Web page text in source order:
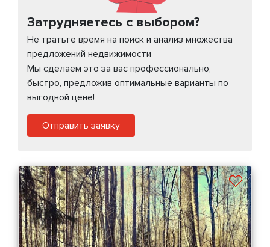
Затрудняетесь с выбором?
Не тратьте время на поиск и анализ множества
предложений недвижимости
Мы сделаем это за вас профессионально,
быстро, предложив оптимальные варианты по
выгодной цене!
Отправить заявку